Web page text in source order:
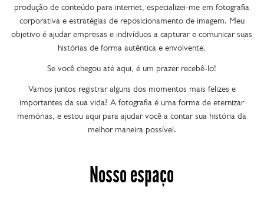
produção de conteúdo para internet, especializei-me em fotografia
corporativa e estratégias de reposicionamento de imagem. Meu
objetivo é ajudar empresas e indivíduos a capturar e comunicar suas
histórias de forma autêntica e envolvente.
Se você chegou até aqui, é um prazer recebê-lo!
Vamos juntos registrar alguns dos momentos mais felizes e
importantes da sua vida? A fotografia é uma forma de eternizar
memórias, e estou aqui para ajudar você a contar sua história da
melhor maneira possível.
Nosso espaço